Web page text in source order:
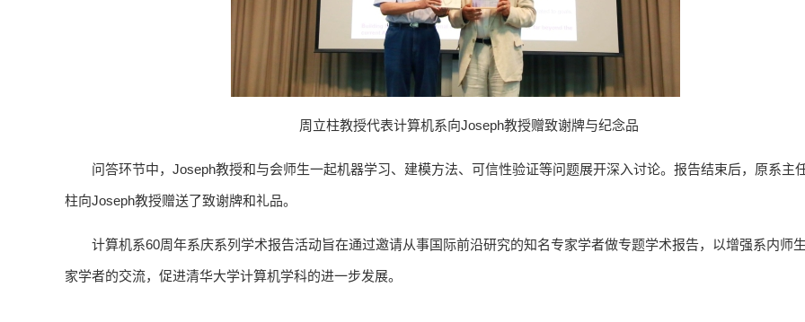
周立柱教授代表计算机系向Joseph教授赠致谢牌与纪念品
问答环节中，Joseph教授和与会师生一起机器学习、建模方法、可信性验证等问题展开深入讨论。报告结束后，原系主
柱向Joseph教授赠送了致谢牌和礼品。
计算机系60周年系庆系列学术报告活动旨在通过邀请从事国际前沿研究的知名专家学者做专题学术报告，以增强系内师
家学者的交流，促进清华大学计算机学科的进一步发展。